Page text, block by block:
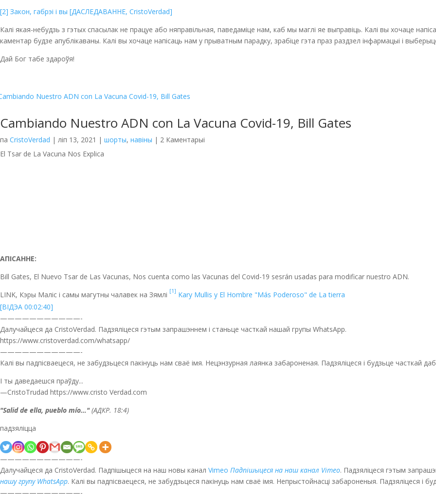
[2] Закон, габрэі і вы [ДАСЛЕДАВАННЕ, CristoVerdad]
Калі якая-небудзь з гэтых спасылак не працуе або няправільная, паведаміце нам, каб мы маглі яе выправіць. Калі вы хочаце
каментар будзе апублікаваны. Калі вы хочаце напісаць нам у прыватным парадку, зрабіце гэта праз раздзел інфармацыі і
Дай Бог табе здароўя!
Cambiando Nuestro ADN con La Vacuna Covid-19, Bill Gates
па CristoVerdad | ліп 13, 2021 | шорты, навіны | 2 Каментарыі
El Tsar de La Vacuna Nos Explica
АПІСАННЕ:
Bill Gates, El Nuevo Tsar de Las Vacunas, Nos cuenta como las Vacunas del Covid-19 sesrán usadas para modificar nuestro ADN.
LINK, Кэры Маліс і самы магутны чалавек на Зямлі [1] Kary Mullis y El Hombre "Más Poderoso" de La tierra
[ВІДЭА 00:02:40]
———————————-
Далучайцеся да CristoVerdad. Падзяліцеся гэтым запрашэннем і станьце часткай нашай групы WhatsApp.
https://www.cristoverdad.com/whatsapp/
———————————-
Калі вы падпісваецеся, не забудзьцеся пакінуць нам сваё імя. Нецэнзурная лаянка забароненая. Падзяліцеся і будзьце часткай
І ты даведаешся праўду...
—CristoTrudad https://www.cristo Verdad.com
"Salid de ella, pueblo mío…"(АДКР. 18:4)
падзяліцца
———————————-
Далучайцеся да CristoVerdad. Падпішыцеся на наш новы канал Vimeo Падпішыцеся на наш канал Vimeo. Падзяліцеся гэтым
нашу групу WhatsApp. Калі вы падпісваецеся, не забудзьцеся пакінуць нам сваё імя. Непрыстойнасці забароненыя. Падзяліцеся і
———————————-